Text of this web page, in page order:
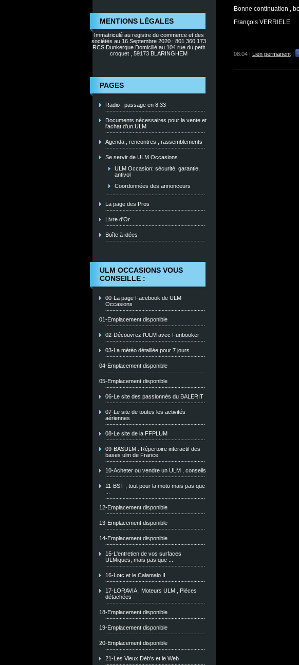
MENTIONS LÉGALES
Immatriculé au registre du commerce et des
sociétés au 16 Septembre 2020 : 801 360 173
RCS Dunkerque Domicilié au 104 rue du petit
croquet , 59173 BLARINGHEM
PAGES
Radio : passage en 8.33
Documents nécessaires pour la vente et
l'achat d'un ULM
Agenda , rencontres , rassemblements
Se servir de ULM Occasions
ULM Occasion: sécurité, garantie,
antivol
Coordonnées des annonceurs
La page des Pros
Livre d'Or
Boîte à idées
ULM OCCASIONS VOUS
CONSEILLE :
00-La page Facebook de ULM
Occasions
01-Emplacement disponible
02-Découvrez l'ULM avec Funbooker
03-La météo détaillée pour 7 jours
04-Emplacement disponible
05-Emplacement disponible
06-Le site des passionnés du BALERIT
07-Le site de toutes les activités
aériennes
08-Le site de la FFPLUM
09-BASULM : Répertoire interactif des
bases ulm de France
10-Acheter ou vendre un ULM , conseils
11-BST , tout pour la moto mais pas que
12-Emplacement disponible
13-Emplacement disponible
14-Emplacement disponible
15-L'entretien de vos surfaces
ULMiques, mais pas que ...
16-Loïc et le Calamalo II
17-LORAVIA : Moteurs ULM , Piéces
détachées
18-Emplacement disponible
19-Emplacement disponible
20-Emplacement disponible
21-Les Vieux Déb's et le Web
Bonne continuation ,
François VERRIELE
08:04 | Lien permanent|